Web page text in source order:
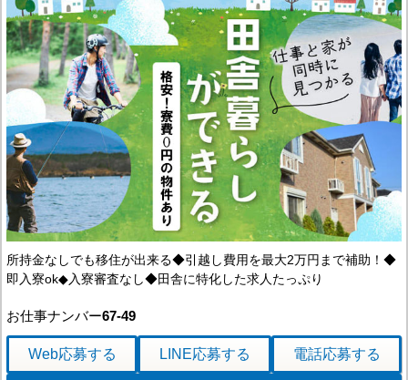
所持金なしでも移住が出来る◆引越し費用を最大2万円まで補助！◆
即入寮ok◆入寮審査なし◆田舎に特化した求人たっぷり
お仕事ナンバー67-49
Web応募する LINE応募する 電話応募する